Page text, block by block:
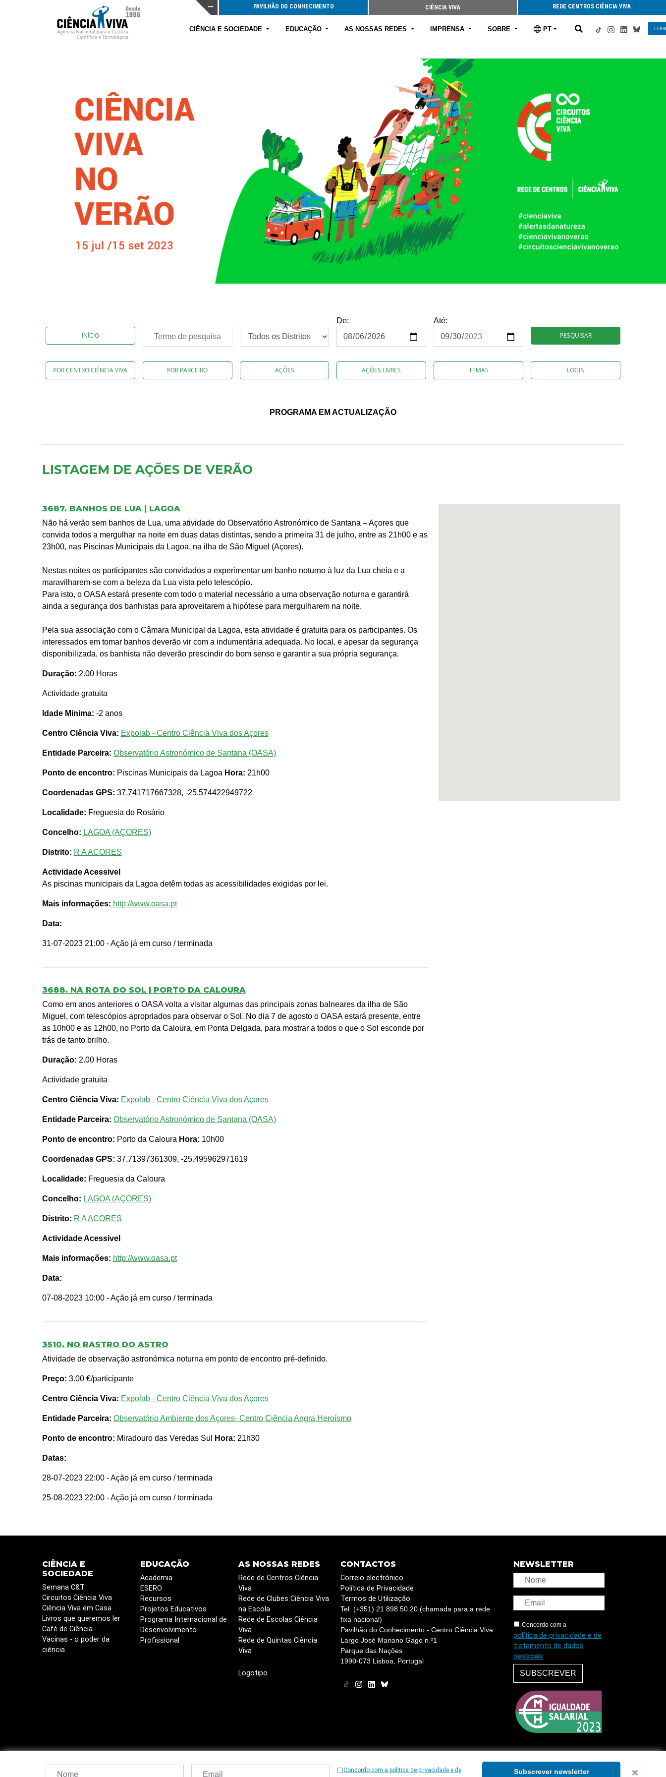
PAVILHÃO DO CONHECIMENTO CIÊNCIA VIVA REDE CENTROS CIÊNCIA VIVA
CIÊNCIA E SOCIEDADE EDUCAÇÃO AS NOSSAS REDES IMPRENSA SOBRE PT
INÍCIO
De:
Até:
PESQUISAR
POR CENTRO CIÊNCIA VIVA POR PARCEIRO AÇÕES AÇÕES LIVRES TEMAS LOGIN
PROGRAMA EM ACTUALIZAÇÃO
LISTAGEM DE AÇÕES DE VERÃO
3687. BANHOS DE LUA | LAGOA
Não há verão sem banhos de Lua, uma atividade do Observatório Astronómico de Santana – Açores que
convida todos a mergulhar na noite em duas datas distintas, sendo a primeira 31 de julho, entre as 21h00 e as
23h00, nas Piscinas Municipais da Lagoa, na ilha de São Miguel (Açores).
Nestas noites os participantes são convidados a experimentar um banho noturno à luz da Lua cheia e a
maravilharem-se com a beleza da Lua vista pelo telescópio.
Para isto, o OASA estará presente com todo o material necessário a uma observação noturna e garantirá
ainda a segurança dos banhistas para aproveitarem a hipótese para mergulharem na noite.
Pela sua associação com o Câmara Municipal da Lagoa, esta atividade é gratuita para os participantes. Os
interessados em tomar banhos deverão vir com a indumentária adequada. No local, e apesar da segurança
disponibilizada, os banhista não deverão prescindir do bom senso e garantir a sua própria segurança.
Duração: 2.00 Horas
Actividade gratuita
Idade Minima: -2 anos
Centro Ciência Viva: Expolab - Centro Ciência Viva dos Açores
Entidade Parceira: Observatório Astronómico de Santana (OASA)
Ponto de encontro: Piscinas Municipais da Lagoa Hora: 21h00
Coordenadas GPS: 37.741717667328, -25.574422949722
Localidade: Freguesia do Rosário
Concelho: LAGOA (AÇORES)
Distrito: R A ACORES
Actividade Acessivel
As piscinas municipais da Lagoa detêm todas as acessibilidades exigidas por lei.
Mais informações: http://www.oasa.pt
Data:
31-07-2023 21:00 - Ação já em curso / terminada
3688. NA ROTA DO SOL | PORTO DA CALOURA
Como em anos anteriores o OASA volta a visitar algumas das principais zonas balneares da ilha de São
Miguel, com telescópios apropriados para observar o Sol. No dia 7 de agosto o OASA estará presente, entre
as 10h00 e as 12h00, no Porto da Caloura, em Ponta Delgada, para mostrar a todos o que o Sol esconde por
trás de tanto brilho.
Duração: 2.00 Horas
Actividade gratuita
Centro Ciência Viva: Expolab - Centro Ciência Viva dos Açores
Entidade Parceira: Observatório Astronómico de Santana (OASA)
Ponto de encontro: Porto da Caloura Hora: 10h00
Coordenadas GPS: 37.71397361309, -25.495962971619
Localidade: Freguesia da Caloura
Concelho: LAGOA (AÇORES)
Distrito: R A ACORES
Actividade Acessivel
Mais informações: http://www.oasa.pt
Data:
07-08-2023 10:00 - Ação já em curso / terminada
3510. NO RASTRO DO ASTRO
Atividade de observação astronómica noturna em ponto de encontro pré-definido.
Preço: 3.00 €/participante
Centro Ciência Viva: Expolab - Centro Ciência Viva dos Açores
Entidade Parceira: Observatório Ambiente dos Açores- Centro Ciência Angra Heroísmo
Ponto de encontro: Miradouro das Veredas Sul Hora: 21h30
Datas:
28-07-2023 22:00 - Ação já em curso / terminada
25-08-2023 22:00 - Ação já em curso / terminada
CIÊNCIA E
SOCIEDADE
Semana C&T
Circuitos Ciência Viva
Ciência Viva em Casa
Livros que queremos ler
Café de Ciência
Vacinas - o poder da
ciência
EDUCAÇÃO
Academia
ESERO
Recursos
Projetos Educativos
Programa Internacional de
Desenvolvimento
Profissional
AS NOSSAS REDES
Rede de Centros Ciência
Viva
Rede de Clubes Ciência Viva
na Escola
Rede de Escolas Ciência
Viva
Rede de Quintas Ciência
Viva
Logotipo
CONTACTOS
Correio electrónico
Política de Privacidade
Termos de Utilização
Tel: (+351) 21 898 50 20 (chamada para a rede
fixa nacional)
Pavilhão do Conhecimento - Centro Ciência Viva
Largo José Mariano Gago n.º1
Parque das Nações
1990-073 Lisboa, Portugal
NEWSLETTER
Concordo com a
política de privacidade e de
tratamento de dados
pessoais
SUBSCREVER
-2026, Ciência Viva
Concordo com a politica de privacidade e de Subscrever newsletter